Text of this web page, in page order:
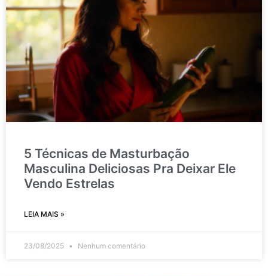
5 Técnicas de Masturbação
Masculina Deliciosas Pra Deixar Ele
Vendo Estrelas
LEIA MAIS »
23/08/2025 Nenhum comentário